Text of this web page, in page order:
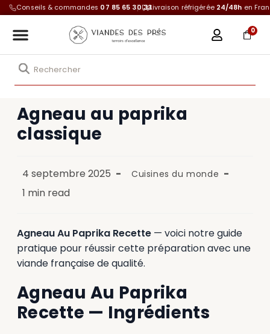
Conseils & commandes 07 85 65 30 33Livraison réfrigérée 24/48h en
0
Agneau au paprika
classique
4 septembre 2025 Cuisines du monde
1 min read
Agneau Au Paprika Recette — voici notre guide
pratique pour réussir cette préparation avec une
viande française de qualité.
Agneau Au Paprika
Recette — Ingrédients